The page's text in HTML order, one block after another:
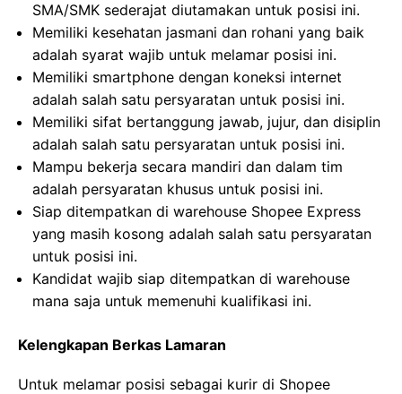
SMA/SMK sederajat diutamakan untuk posisi ini.
Memiliki kesehatan jasmani dan rohani yang baik
adalah syarat wajib untuk melamar posisi ini.
Memiliki smartphone dengan koneksi internet
adalah salah satu persyaratan untuk posisi ini.
Memiliki sifat bertanggung jawab, jujur, dan disiplin
adalah salah satu persyaratan untuk posisi ini.
Mampu bekerja secara mandiri dan dalam tim
adalah persyaratan khusus untuk posisi ini.
Siap ditempatkan di warehouse Shopee Express
yang masih kosong adalah salah satu persyaratan
untuk posisi ini.
Kandidat wajib siap ditempatkan di warehouse
mana saja untuk memenuhi kualifikasi ini.
Kelengkapan Berkas Lamaran
Untuk melamar posisi sebagai kurir di Shopee